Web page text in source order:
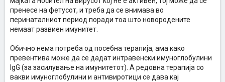
пренесе на фетусот, и треба да се внимава во
перинаталниот период поради тоа што новородените
немаат развиен имунитет.
Обично нема потреба од посебна терапија, ама како
превентива може да се дадат интравенски имуноглобулини
IgG (за засилување на имунитетот). А редовна терапија со
вакви имуноглобулини и антивиротици се дава кај